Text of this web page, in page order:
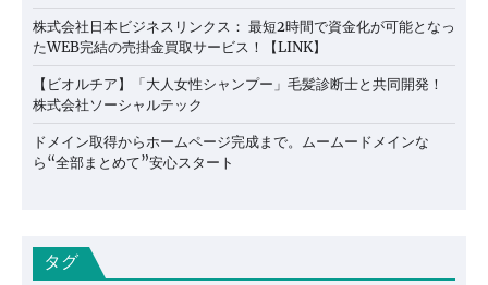
株式会社日本ビジネスリンクス： 最短2時間で資金化が可能となっ
たWEB完結の売掛金買取サービス！【LINK】
【ビオルチア】「大人女性シャンプー」毛髪診断士と共同開発！
株式会社ソーシャルテック
ドメイン取得からホームページ完成まで。ムームードメインな
ら“全部まとめて”安心スタート
タグ